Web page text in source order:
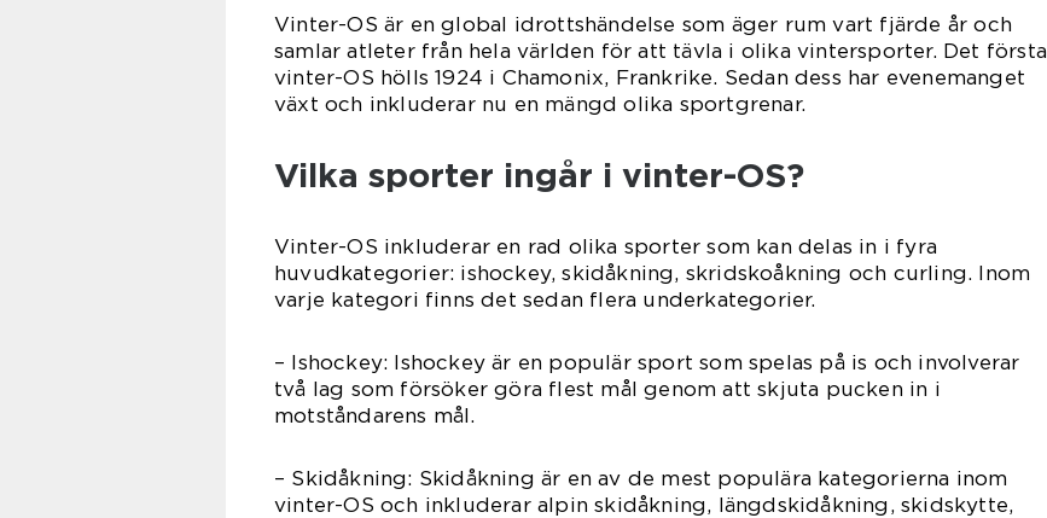
Vinter-OS är en global idrottshändelse som äger rum vart fjärde år och
samlar atleter från hela världen för att tävla i olika vintersporter. Det första
vinter-OS hölls 1924 i Chamonix, Frankrike. Sedan dess har evenemanget
växt och inkluderar nu en mängd olika sportgrenar.
Vilka sporter ingår i vinter-OS?
Vinter-OS inkluderar en rad olika sporter som kan delas in i fyra
huvudkategorier: ishockey, skidåkning, skridskoåkning och curling. Inom
varje kategori finns det sedan flera underkategorier.
– Ishockey: Ishockey är en populär sport som spelas på is och involverar
två lag som försöker göra flest mål genom att skjuta pucken in i
motståndarens mål.
– Skidåkning: Skidåkning är en av de mest populära kategorierna inom
vinter-OS och inkluderar alpin skidåkning, längdskidåkning, skidskytte,